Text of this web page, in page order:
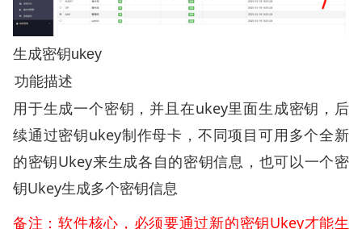
生成密钥ukey
功能描述
用于生成一个密钥，并且在ukey里面生成密钥，后
续通过密钥ukey制作母卡，不同项目可用多个全新
的密钥Ukey来生成各自的密钥信息，也可以一个密
钥Ukey生成多个密钥信息
备注：软件核心，必须要通过新的密钥Ukey才能生